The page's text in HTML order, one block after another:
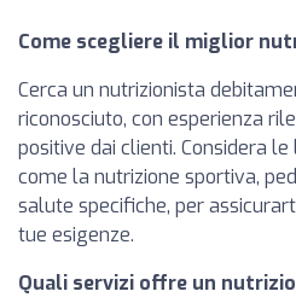
Come scegliere il miglior
Cerca un nutrizionista
riconosciuto, con esperienza
positive dai clienti. Considera
come la nutrizione sportiva,
salute specifiche, per
tue esigenze.
Quali servizi offre un